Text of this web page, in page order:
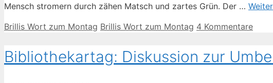
Mensch stromern durch zähen Matsch und zartes Grün. Der …
Kategorien
Brillis Wort zum Montag Schlagwörter
Brillis Wort zum Montag 4 Kommentare
Bibliothekartag: Diskussion zur